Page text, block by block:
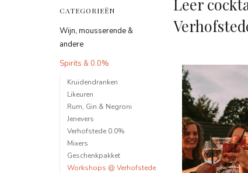
CATEGORIEËN
Wijn, mousserende &
andere
Spirits & 0.0%
Kruidendranken
Likeuren
Rum, Gin & Negroni
Jenevers
Verhofstede 0.0%
Mixers
Geschenkpakket
Workshops @ Verhofstede
Leer